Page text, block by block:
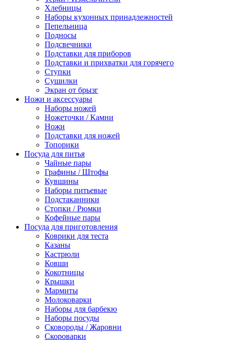
Хлебницы
Наборы кухонных принадлежностей
Пепельница
Подносы
Подсвечники
Подставки для приборов
Подставки и прихватки для горячего
Ступки
Сушилки
Экран от брызг
Ножи и аксессуары
Наборы ножей
Ножеточки / Камни
Ножи
Подставки для ножей
Топорики
Посуда для питья
Чайные пары
Графины / Штофы
Кувшины
Наборы питьевые
Подстаканники
Стопки / Рюмки
Кофейные пары
Посуда для приготовления
Коврики для теста
Казаны
Кастрюли
Ковши
Кокотницы
Крышки
Мармиты
Молоковарки
Наборы для барбекю
Наборы посуды
Сковороды / Жаровни
Скороварки